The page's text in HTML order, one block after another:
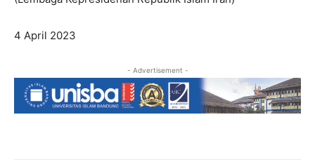
4 April 2023
- Advertisement -